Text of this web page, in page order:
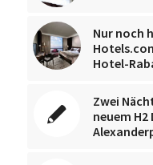
Nur noch
Hotel-
Zwei
neuem